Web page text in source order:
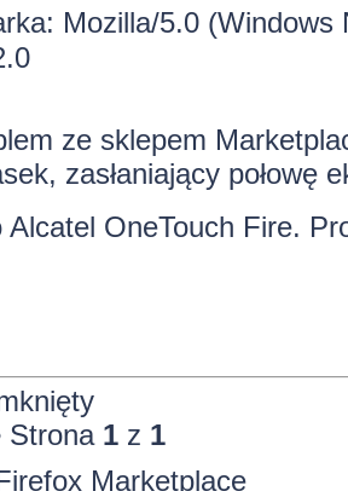
Mozilla/5.0
ze sklepem
zasłaniający połowę
Alcatel OneTouch Fire.
Strona 1z 1
Marketplace